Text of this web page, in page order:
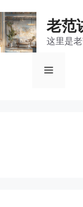
老范
这里是
菜